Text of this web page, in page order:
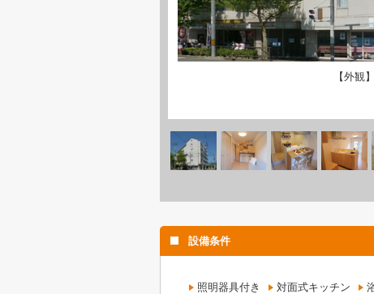
【外観】
設備条件
照明器具付き 対面式キッチン